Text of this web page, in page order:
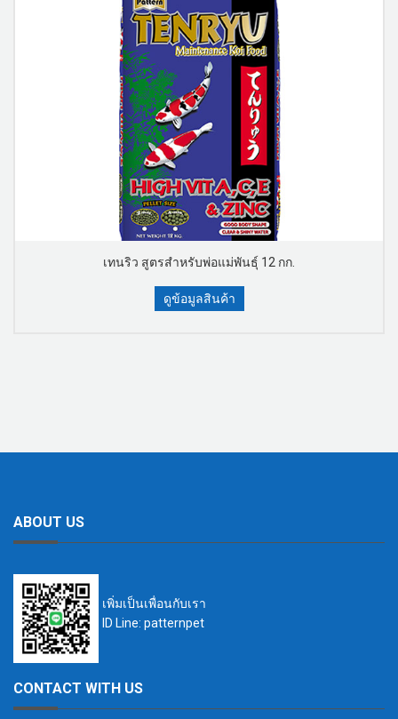
เทนริว สูตรสำหรับพ่อแม่พันธุ์ 12 กก.
ดูข้อมูลสินค้า
ABOUT US
เพิ่มเป็นเพื่อนกับเรา
ID Line: patternpet
CONTACT WITH US